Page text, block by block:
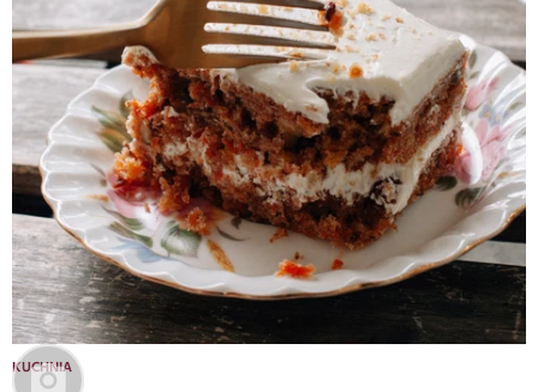
KUCHNIA